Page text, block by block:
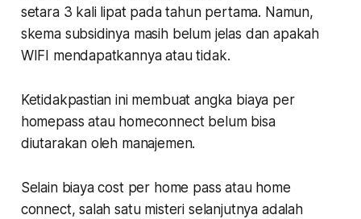
setara 3 kali lipat pada tahun pertama. Namun,
skema subsidinya masih belum jelas dan apakah
WIFI mendapatkannya atau tidak.
Ketidakpastian ini membuat angka biaya per
homepass atau homeconnect belum bisa
diutarakan oleh manajemen.
Selain biaya cost per home pass atau home
connect, salah satu misteri selanjutnya adalah